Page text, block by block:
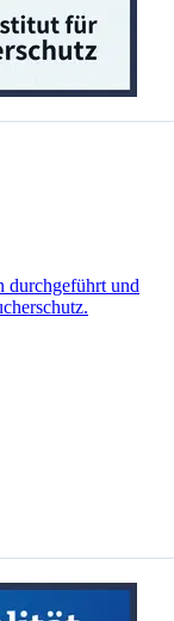
durchgeführt und